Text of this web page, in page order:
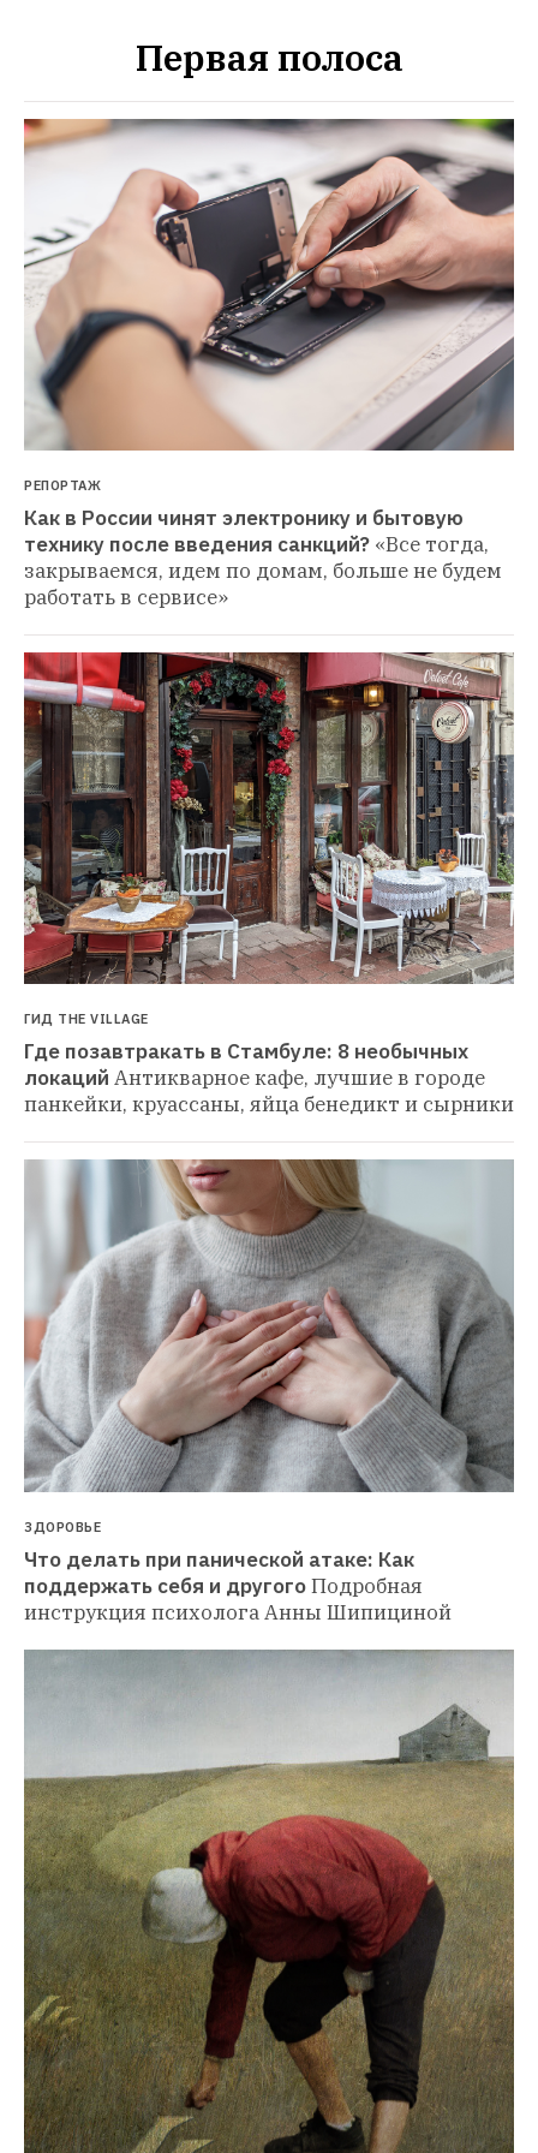
Первая полоса
РЕПОРТАЖ
Как в России чинят электронику и бытовую
технику после введения санкций? «Все тогда,
закрываемся, идем по домам, больше не будем
работать в сервисе»
ГИД THE VILLAGE
Где позавтракать в Стамбуле: 8 необычных
локаций Антикварное кафе, лучшие в городе
панкейки, круассаны, яйца бенедикт и сырники
ЗДОРОВЬЕ
Что делать при панической атаке: Как
поддержать себя и другогоПодробная
инструкция психолога Анны Шипициной